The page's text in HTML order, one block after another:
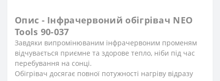
Опис - Інфрачервоний обігрівач NEO
Tools 90-037
Завдяки випромінюваним інфрачервоним променям
відчувається приємне та здорове тепло, ніби під час
перебування на сонці.
Обігрівач досягає повної потужності нагріву відразу